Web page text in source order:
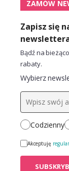
ZAMÓW
Zapisz się
Bądź na
rabaty.
Wybierz
Codzienny
Akceptuję